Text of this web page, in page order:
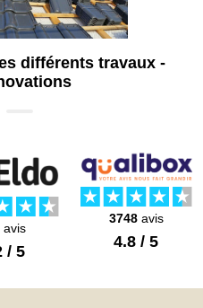
différents travaux -
avis
/ 5
3748avis
4.8 / 5